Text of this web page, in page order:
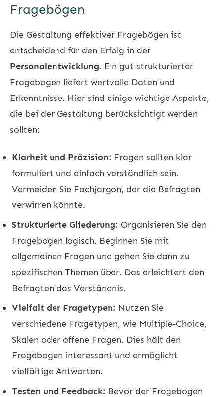
Fragebögen
Die Gestaltung effektiver Fragebögen ist
entscheidend für den Erfolg in der
Personalentwicklung. Ein gut strukturierter
Fragebogen liefert wertvolle Daten und
Erkenntnisse. Hier sind einige wichtige Aspekte,
die bei der Gestaltung berücksichtigt werden
sollten:
Klarheit und Präzision: Fragen sollten klar
formuliert und einfach verständlich sein.
Vermeiden Sie Fachjargon, der die Befragten
verwirren könnte.
Strukturierte Gliederung: Organisieren Sie den
Fragebogen logisch. Beginnen Sie mit
allgemeinen Fragen und gehen Sie dann zu
spezifischen Themen über. Das erleichtert den
Befragten das Verständnis.
Vielfalt der Fragetypen: Nutzen Sie
verschiedene Fragetypen, wie Multiple-Choice,
Skalen oder offene Fragen. Dies hält den
Fragebogen interessant und ermöglicht
vielfältige Antworten.
Testen und Feedback: Bevor der Fragebogen